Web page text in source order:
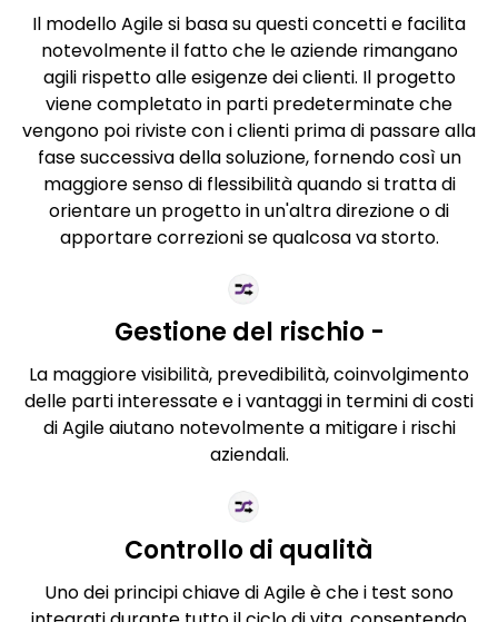
Il modello Agile si basa su questi concetti e facilita
notevolmente il fatto che le aziende rimangano
agili rispetto alle esigenze dei clienti. Il progetto
viene completato in parti predeterminate che
vengono poi riviste con i clienti prima di passare alla
fase successiva della soluzione, fornendo così un
maggiore senso di flessibilità quando si tratta di
orientare un progetto in un'altra direzione o di
apportare correzioni se qualcosa va storto.
Gestione del rischio -
La maggiore visibilità, prevedibilità, coinvolgimento
delle parti interessate e i vantaggi in termini di costi
di Agile aiutano notevolmente a mitigare i rischi
aziendali.
Controllo di qualità
Uno dei principi chiave di Agile è che i test sono